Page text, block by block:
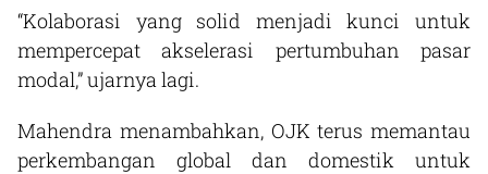
“Kolaborasi yang solid menjadi kunci untuk
mempercepat akselerasi pertumbuhan pasar
modal,” ujarnya lagi.
Mahendra menambahkan, OJK terus memantau
perkembangan global dan domestik untuk